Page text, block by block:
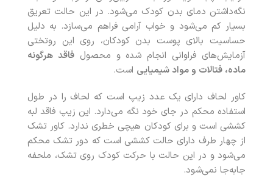
نگه‌داشتن دمای بدن کودک می‌شود. در این حالت تعریق
بسیار کم می‌شود و خواب آرامی فراهم می‌سازد. به دلیل
حساسیت بالای پوست بدن کودکان، روی این روتختی
آزمایش‌های فراوانی انجام شده و محصولفاقد هرگونه
ماده، فتالات و مواد شیمیایی است.
کاور لحاف دارای یک عدد زیپ است که لحاف را در طول
استفاده محکم در جای خود نگه می‌دارد. این زیپ فاقد لبه
کششی است و برای کودکان هیچی خطری ندارد. کاور تشک
از چهار طرف دارای حالت کششی است که دور تشک محکم
می‌شود و در این حالت با حرکت کودک روی تشک، ملحفه
جابه‌جا نمی‌شود.